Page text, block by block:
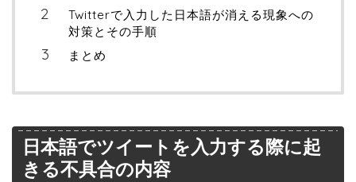
Twitterで入力した日本語が消える現象への
対策とその手順
まとめ
日本語でツイートを入力する際に起
きる不具合の内容